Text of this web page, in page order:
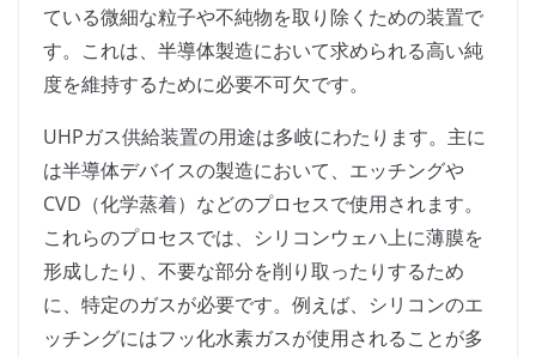
ている微細な粒子や不純物を取り除くための装置で
す。これは、半導体製造において求められる高い純
度を維持するために必要不可欠です。
UHPガス供給装置の用途は多岐にわたります。主に
は半導体デバイスの製造において、エッチングや
CVD（化学蒸着）などのプロセスで使用されます。
これらのプロセスでは、シリコンウェハ上に薄膜を
形成したり、不要な部分を削り取ったりするため
に、特定のガスが必要です。例えば、シリコンのエ
ッチングにはフッ化水素ガスが使用されることが多